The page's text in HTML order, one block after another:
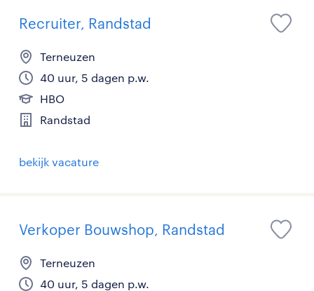
Recruiter, Randstad
Terneuzen
40 uur, 5 dagen p.w.
HBO
Randstad
bekijk vacature
Verkoper Bouwshop, Randstad
Terneuzen
40 uur, 5 dagen p.w.